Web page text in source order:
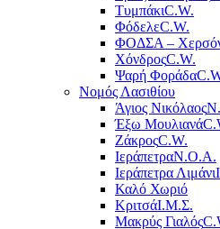
ΤυμπάκιC.W.
ΦόδελεC.W.
ΦΟΔΣΑ –
ΧόνδροςC.W.
Ψαρή Φοράδα
Νομός Λασιθίου
Άγιος Νικόλαος
Έξω Μουλιανά
ΖάκροςC.W.
ΙεράπετραΝ.Ο.Α.
Ιεράπετρα Λιμάνι
Καλό Χωριό
ΚριτσάΙ.Μ.Σ.
Μακρύς Γιαλός